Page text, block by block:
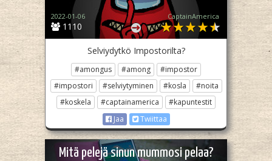
1110
2022-01-06 CaptainAmerica
Selviydytkö Impostorilta?
#amongus #among
#impostor
#impostori
#selviytyminen #kosla
#noita
#koskela
#captainamerica
#kapuntestit
Jaa
Twiittaa
Mitä pelejä sinun mummosi pelaa?